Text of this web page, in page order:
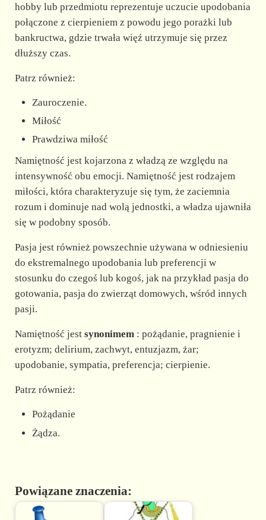
hobby lub przedmiotu reprezentuje uczucie upodobania
połączone z cierpieniem z powodu jego porażki lub
bankructwa, gdzie trwała więź utrzymuje się przez
dłuższy czas.
Patrz również:
Zauroczenie.
Miłość
Prawdziwa miłość
Namiętność jest kojarzona z władzą ze względu na
intensywność obu emocji. Namiętność jest rodzajem
miłości, która charakteryzuje się tym, że zaciemnia
rozum i dominuje nad wolą jednostki, a władza ujawniła
się w podobny sposób.
Pasja jest również powszechnie używana w odniesieniu
do ekstremalnego upodobania lub preferencji w
stosunku do czegoś lub kogoś, jak na przykład pasja do
gotowania, pasja do zwierząt domowych, wśród innych
pasji.
Namiętność jest synonimem: pożądanie, pragnienie i
erotyzm; delirium, zachwyt, entuzjazm, żar;
upodobanie, sympatia, preferencja; cierpienie.
Patrz również:
Pożądanie
Żądza.
Powiązane znaczenia: